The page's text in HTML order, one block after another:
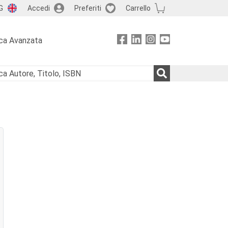
Accedi Preferiti Carrello
Avanzata